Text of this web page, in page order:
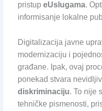
pristup eUslugama.
informisanje lokalne
Digitalizacija javne
modernizaciju i
građane. Ipak, ovaj
ponekad stvara
diskriminaciju. To nije
tehničke pismenosti,